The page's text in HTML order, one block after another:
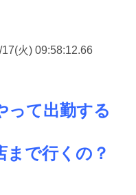
17(火) 09:58:12.66
って出勤する
まで行くの？